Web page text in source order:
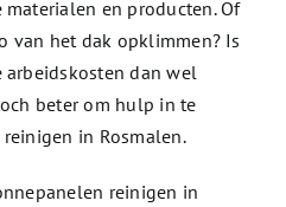
en producten. Of
van het dak opklimmen? Is
arbeidskosten dan wel
beter om hulp in te
in Rosmalen.
reinigen in